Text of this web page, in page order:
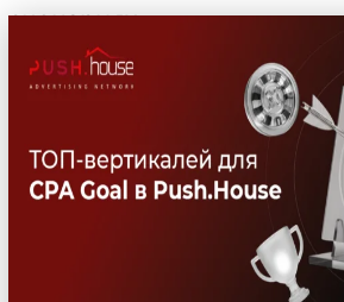
сценариях